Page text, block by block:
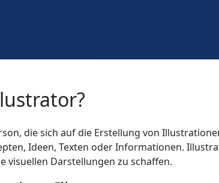
die sich auf die Erstellung von
Ideen, Texten oder Informationen.
visuellen Darstellungen zu schaffen.